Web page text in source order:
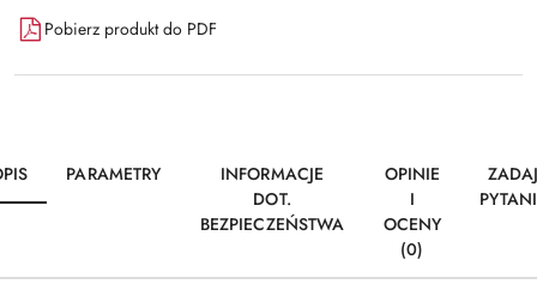
Pobierz produkt do PDF
PARAMETRY
INFORMACJE
DOT.
BEZPIECZEŃSTWA
OPINIE
I
OCENY
(0)